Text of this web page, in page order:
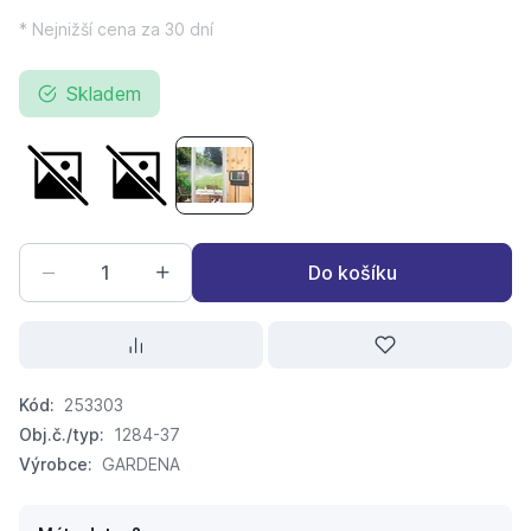
* Nejnižší cena za 30 dní
Skladem
řízení zavlažování GARDENA 6030 Classic
řízení zavlažování GARDENA 6030 Classic
řízení zavlažování GARDENA 6030
Do košíku
Kód: 253303
Obj.č./typ: 1284-37
Výrobce: GARDENA